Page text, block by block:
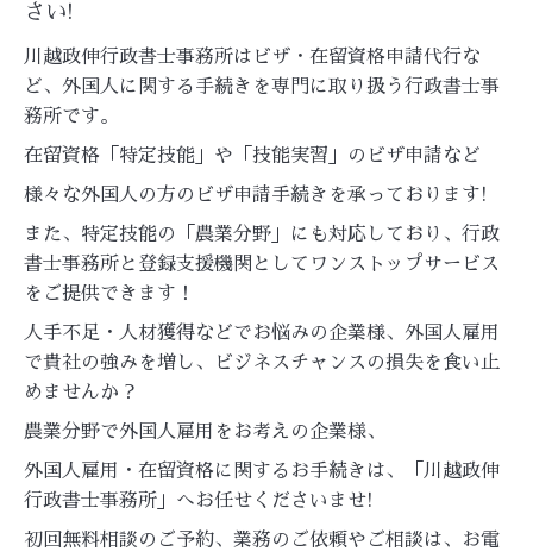
さい!
川越政伸行政書士事務所はビザ・在留資格申請代行な
ど、外国人に関する手続きを専門に取り扱う行政書士事
務所です。
在留資格「特定技能」や「技能実習」のビザ申請など
様々な外国人の方のビザ申請手続きを承っております!
また、特定技能の「農業分野」にも対応しており、行政
書士事務所と登録支援機関としてワンストップサービス
をご提供できます！
人手不足・人材獲得などでお悩みの企業様、外国人雇用
で貴社の強みを増し、ビジネスチャンスの損失を食い止
めませんか？
農業分野で外国人雇用をお考えの企業様、
外国人雇用・在留資格に関するお手続きは、「川越政伸
行政書士事務所」へお任せくださいませ!
初回無料相談のご予約、業務のご依頼やご相談は、お電